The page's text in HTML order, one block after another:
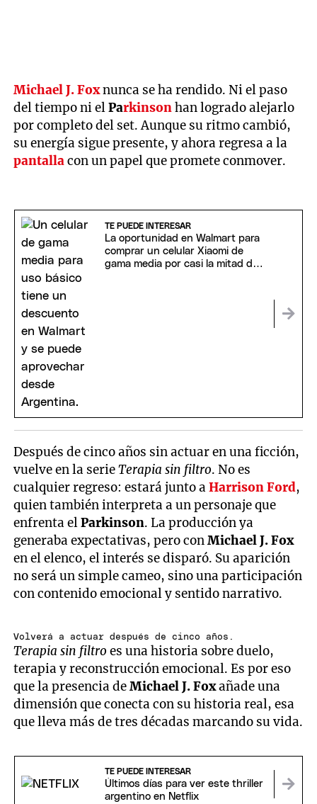
Michael J. Foxnunca se ha rendido. Ni el paso
del tiempo ni elParkinsonhan logrado alejarlo
por completo del set. Aunque su ritmo cambió,
su energía sigue presente, y ahora regresa a la
pantallacon un papel que promete conmover.
TE PUEDE INTERESAR
La oportunidad en Walmart para
comprar un celular Xiaomi de
gama media por casi la mitad de
Después de cinco años sin actuar en una ficción,
vuelve en la serieTerapia sin filtro. No es
cualquier regreso: estará junto aHarrison Ford,
quien también interpreta a un personaje que
enfrenta elParkinson. La producción ya
generaba expectativas, pero conMichael J. Fox
en el elenco, el interés se disparó. Su aparición
no será un simple cameo, sino una participación
con contenido emocional y sentido narrativo.
Volverá a actuar después de cinco años.
Terapia sin filtro es una historia sobre duelo,
terapia y reconstrucción emocional. Es por eso
que la presencia deMichael J. Foxañade una
dimensión que conecta con su historia real, esa
que lleva más de tres décadas marcando su vida.
TE PUEDE INTERESAR
Últimos días para ver este thriller
argentino en Netflix